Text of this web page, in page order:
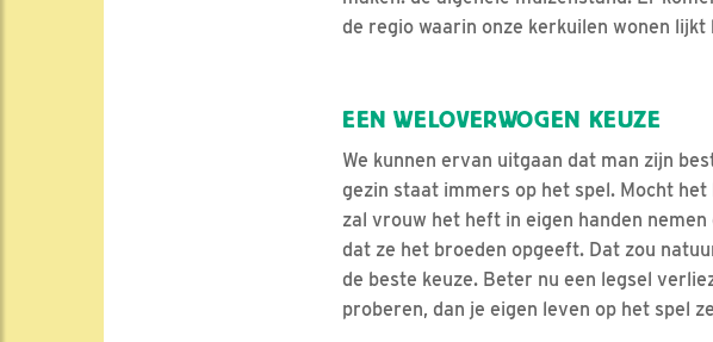
de regio waarin onze kerkuilen wonen
EEN WELOVERWOGEN KEUZE
We kunnen ervan uitgaan dat man zijn
gezin staat immers op het spel. Mocht
zal vrouw het heft in eigen handen
dat ze het broeden opgeeft. Dat zou
de beste keuze. Beter nu een legsel
proberen, dan je eigen leven op het spel